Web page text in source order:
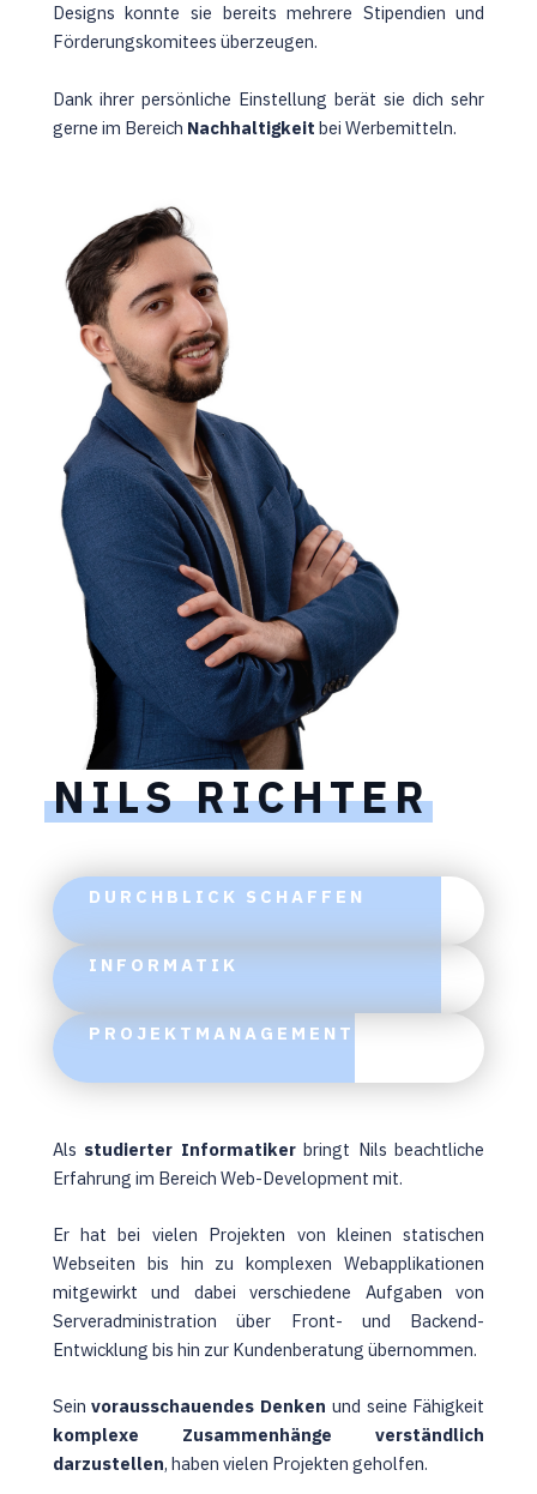
Designs konnte sie bereits mehrere Stipendien und
Förderungskomitees überzeugen.
Dank ihrer persönliche Einstellung berät sie dich sehr
gerne im Bereich Nachhaltigkeit bei Werbemitteln.
NILS RICHTER
DURCHBLICK SCHAFFEN
INFORMATIK
PROJEKTMANAGEMENT
Als studierter Informatikerbringt Nils beachtliche
Erfahrung im Bereich Web-Development mit.
Er hat bei vielen Projekten von kleinen statischen
Webseiten bis hin zu komplexen Webapplikationen
mitgewirkt und dabei verschiedene Aufgaben von
Serveradministration über Front- und Backend-
Entwicklung bis hin zur Kundenberatung übernommen.
Seinvorausschauendes Denken und seine Fähigkeit
komplexe Zusammenhänge verständlich
darzustellen, haben vielen Projekten geholfen.